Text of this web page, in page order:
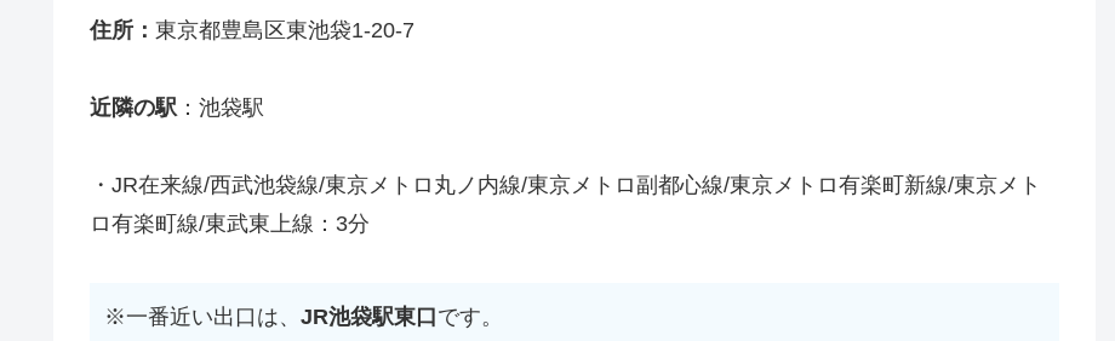
住所： 東京都豊島区東池袋1-20-7
近隣の駅 ：池袋駅
・JR在来線/西武池袋線/東京メトロ丸ノ内線/東京メトロ副都心線/東京メトロ有楽町新線/東京メト
ロ有楽町線/東武東上線：3分
※一番近い出口は、 JR池袋駅東口です。